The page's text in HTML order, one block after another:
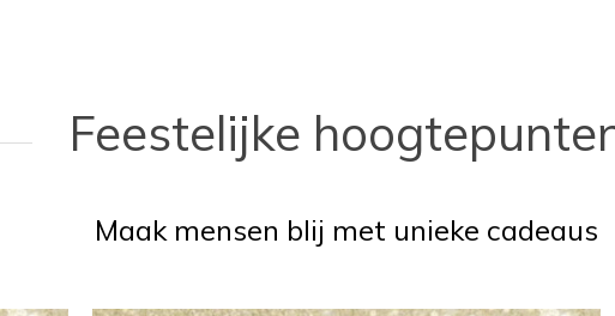
Feestelijke
Maak mensen blij met unieke cadeaus